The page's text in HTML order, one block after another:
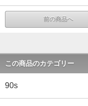
前の商品へ
この商品のカテゴリー
90s